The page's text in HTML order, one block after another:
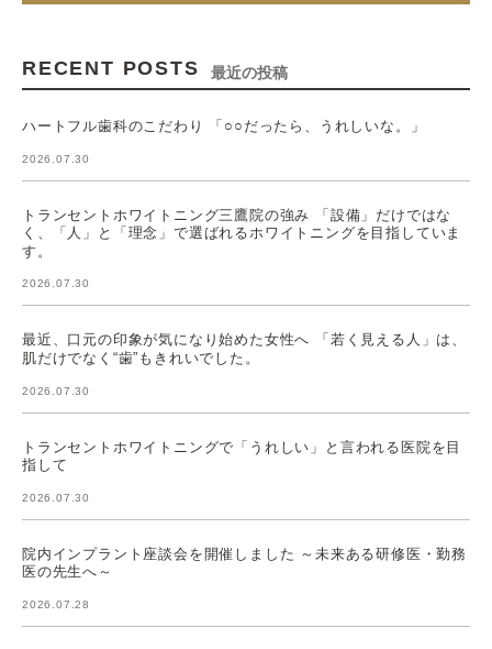
RECENT POSTS 最近の投稿
ハートフル歯科のこだわり 「○○だったら、うれしいな。」
2026.07.30
トランセントホワイトニング三鷹院の強み 「設備」だけではな
く、「人」と「理念」で選ばれるホワイトニングを目指していま
す。
2026.07.30
最近、口元の印象が気になり始めた女性へ 「若く見える人」は、
肌だけでなく“歯”もきれいでした。
2026.07.30
トランセントホワイトニングで「うれしい」と言われる医院を目
指して
2026.07.30
院内インプラント座談会を開催しました ～未来ある研修医・勤務
医の先生へ～
2026.07.28